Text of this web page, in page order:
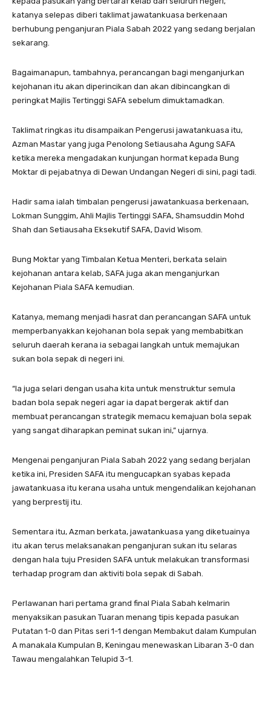
katanya selepas diberi taklimat jawatankuasa berkenaan
berhubung penganjuran Piala Sabah 2022 yang sedang berjalan
sekarang.
Bagaimanapun, tambahnya, perancangan bagi menganjurkan
kejohanan itu akan diperincikan dan akan dibincangkan di
peringkat Majlis Tertinggi SAFA sebelum dimuktamadkan.
Taklimat ringkas itu disampaikan Pengerusi jawatankuasa itu,
Azman Mastar yang juga Penolong Setiausaha Agung SAFA
ketika mereka mengadakan kunjungan hormat kepada Bung
Moktar di pejabatnya di Dewan Undangan Negeri di sini, pagi tadi.
Hadir sama ialah timbalan pengerusi jawatankuasa berkenaan,
Lokman Sunggim, Ahli Majlis Tertinggi SAFA, Shamsuddin Mohd
Shah dan Setiausaha Eksekutif SAFA, David Wisom.
Bung Moktar yang Timbalan Ketua Menteri, berkata selain
kejohanan antara kelab, SAFA juga akan menganjurkan
Kejohanan Piala SAFA kemudian.
Katanya, memang menjadi hasrat dan perancangan SAFA untuk
memperbanyakkan kejohanan bola sepak yang membabitkan
seluruh daerah kerana ia sebagai langkah untuk memajukan
sukan bola sepak di negeri ini.
“Ia juga selari dengan usaha kita untuk menstruktur semula
badan bola sepak negeri agar ia dapat bergerak aktif dan
membuat perancangan strategik memacu kemajuan bola sepak
yang sangat diharapkan peminat sukan ini,” ujarnya.
Mengenai penganjuran Piala Sabah 2022 yang sedang berjalan
ketika ini, Presiden SAFA itu mengucapkan syabas kepada
jawatankuasa itu kerana usaha untuk mengendalikan kejohanan
yang berprestij itu.
Sementara itu, Azman berkata, jawatankuasa yang diketuainya
itu akan terus melaksanakan penganjuran sukan itu selaras
dengan hala tuju Presiden SAFA untuk melakukan transformasi
terhadap program dan aktiviti bola sepak di Sabah.
Perlawanan hari pertama grand final Piala Sabah kelmarin
menyaksikan pasukan Tuaran menang tipis kepada pasukan
Putatan 1-0 dan Pitas seri 1-1 dengan Membakut dalam Kumpulan
A manakala Kumpulan B, Keningau menewaskan Libaran 3-0 dan
Tawau mengalahkan Telupid 3-1.